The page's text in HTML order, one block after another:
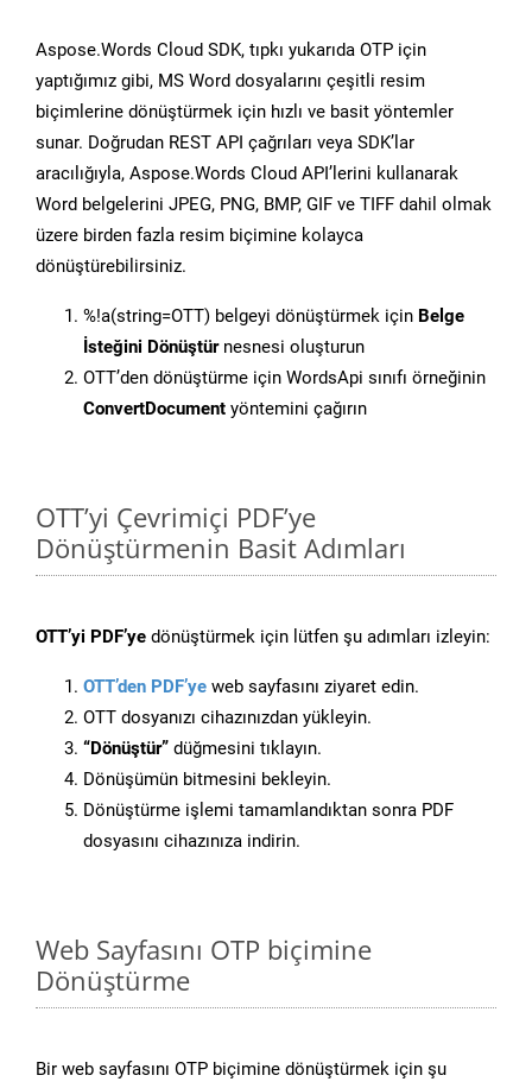
Aspose.Words Cloud SDK, tıpkı yukarıda OTP için
yaptığımız gibi, MS Word dosyalarını çeşitli resim
biçimlerine dönüştürmek için hızlı ve basit yöntemler
sunar. Doğrudan REST API çağrıları veya SDK’lar
aracılığıyla, Aspose.Words Cloud API’lerini kullanarak
Word belgelerini JPEG, PNG, BMP, GIF ve TIFF dahil olmak
üzere birden fazla resim biçimine kolayca
dönüştürebilirsiniz.
%!a(string=OTT) belgeyi dönüştürmek için Belge
İsteğini Dönüştürnesnesi oluşturun
OTT’den dönüştürme için WordsApi sınıfı örneğinin
ConvertDocument yöntemini çağırın
OTT’yi Çevrimiçi PDF’ye
Dönüştürmenin Basit Adımları
OTT’yi PDF’ye dönüştürmek için lütfen şu adımları izleyin:
OTT’den PDF’ye web sayfasını ziyaret edin.
OTT dosyanızı cihazınızdan yükleyin.
“Dönüştür” düğmesini tıklayın.
Dönüşümün bitmesini bekleyin.
Dönüştürme işlemi tamamlandıktan sonra PDF
dosyasını cihazınıza indirin.
Web Sayfasını OTP biçimine
Dönüştürme
Bir web sayfasını OTP biçimine dönüştürmek için şu